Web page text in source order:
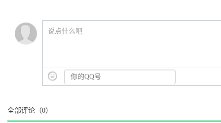
说点什么吧
全部评论（0）